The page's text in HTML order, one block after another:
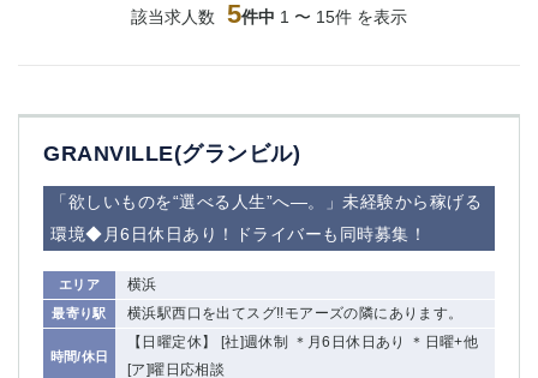
該当求人数 5件中 1 〜 15件 を表示
GRANVILLE(グランビル)
「欲しいものを“選べる人生”へ―。」未経験から稼げる
環境◆月6日休日あり！ドライバーも同時募集！
エリア 横浜
最寄り駅 横浜駅西口を出てスグ!!モアーズの隣にあります。
時間/休日
【日曜定休】 [社]週休制 ＊月6日休日あり ＊日曜+他
[ア]曜日応相談
恵比寿
蒲田
北千住
①六本木 ②西麻布
大山
赤羽
品川
蒲田東口
立川（南口）
新宿
西葛西
中野